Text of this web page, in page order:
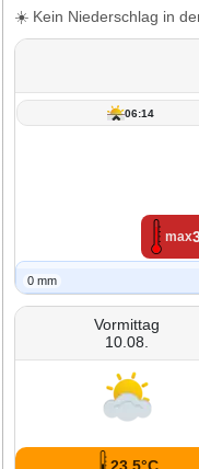
☀️ Kein Niederschlag in
06:14
max
0 mm
Vormittag
10.08.